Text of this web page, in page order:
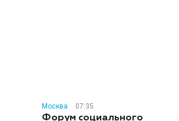
Москва 07:35
Форум социального